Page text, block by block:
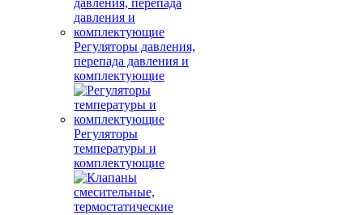
Регуляторы давления,
перепада давления и
комплектующие
Регуляторы
температуры и
комплектующие